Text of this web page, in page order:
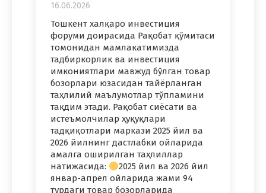
16.06.2026
Тошкент халқаро инвестиция
форуми доирасида Рақобат қўмитаси
томонидан мамлакатимизда
тадбиркорлик ва инвестиция
имкониятлари мавжуд бўлган товар
бозорлари юзасидан тайёрланган
таҳлилий маълумотлар тўпламини
тақдим этади. Рақобат сиёсати ва
истеъмолчилар ҳуқуқлари
тадқиқотлари маркази 2025 йил ва
2026 йилнинг дастлабки ойларида
амалга оширилган таҳлиллар
натижасида:
2025 йил ва 2026 йил
январ-апрел ойларида жами 94
турдаги товар бозорларида